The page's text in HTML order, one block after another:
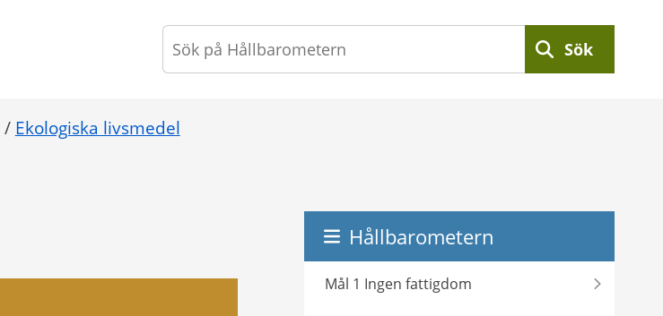
Sök
/ Ekologiska livsmedel
Hållbarometern
Mål 1 Ingen fattigdom